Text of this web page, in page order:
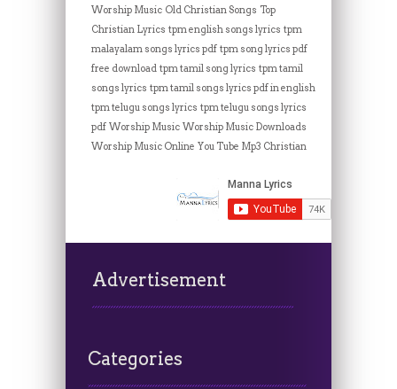
Worship Music Old Christian Songs Top
Christian Lyrics tpm english songs lyrics tpm
malayalam songs lyrics pdf tpm song lyrics pdf
free download tpm tamil song lyrics tpm tamil
songs lyrics tpm tamil songs lyrics pdf in english
tpm telugu songs lyrics tpm telugu songs lyrics
pdf Worship Music Worship Music Downloads
Worship Music Online You Tube Mp3 Christian
Advertisement
Categories